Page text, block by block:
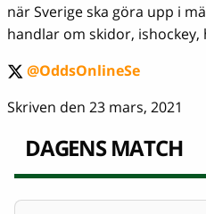
när Sverige ska göra upp i
handlar om skidor,
twitter
@OddsOnlineSe
Skriven den 23 mars, 2021
DAGENS MATCH